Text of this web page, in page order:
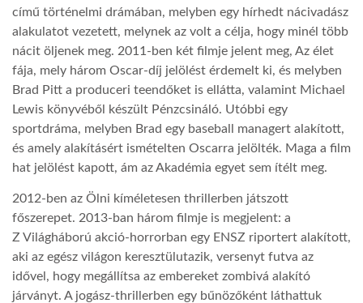
című történelmi drámában, melyben egy hírhedt nácivadász
alakulatot vezetett, melynek az volt a célja, hogy minél több
nácit öljenek meg. 2011-ben két filmje jelent meg, Az élet
fája, mely három Oscar-díj jelölést érdemelt ki, és melyben
Brad Pitt a produceri teendőket is ellátta, valamint Michael
Lewis könyvéből készült Pénzcsináló. Utóbbi egy
sportdráma, melyben Brad egy baseball managert alakított,
és amely alakításért ismételten Oscarra jelölték. Maga a film
hat jelölést kapott, ám az Akadémia egyet sem ítélt meg.
2012-ben az Ölni kíméletesen thrillerben játszott
főszerepet. 2013-ban három filmje is megjelent: a
Z Világháború akció-horrorban egy ENSZ riportert alakított,
aki az egész világon keresztülutazik, versenyt futva az
idővel, hogy megállítsa az embereket zombivá alakító
járványt. A jogász-thrillerben egy bűnözőként láthattuk